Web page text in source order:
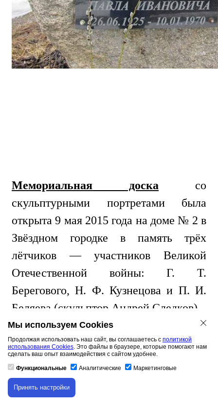
Мемориальная доска со
скульптурными портретами была
открыта 9 мая 2015 года на доме № 2 в
Звёздном городке в память трёх
лётчиков — участников Великой
Отечественной войны: Г. Т.
Берегового, Н. Ф. Кузнецова и П. И.
Беляева (скульптор Андрей Следков).
Скачивание материала доступно только для
авторизованных пользователей.
Мы используем Cookies
Продолжая использовать наш сайт, вы соглашаетесь с политикой
использования Cookies. Это файлы в браузере, которые помогают нам
сделать ваш опыт взаимодействия с сайтом удобнее.
Функциональные Аналитические Маркетинговые
Принять настройки